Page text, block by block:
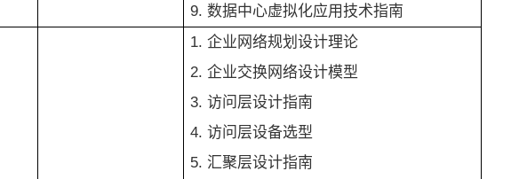
9. 数据中心虚拟化应用技术指南
1. 企业网络规划设计理论
2. 企业交换网络设计模型
3. 访问层设计指南
4. 访问层设备选型
5. 汇聚层设计指南